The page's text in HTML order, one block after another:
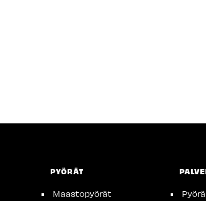
PYÖRÄT
Maastopyörät